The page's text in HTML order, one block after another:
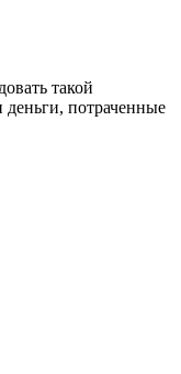
такой
потраченные